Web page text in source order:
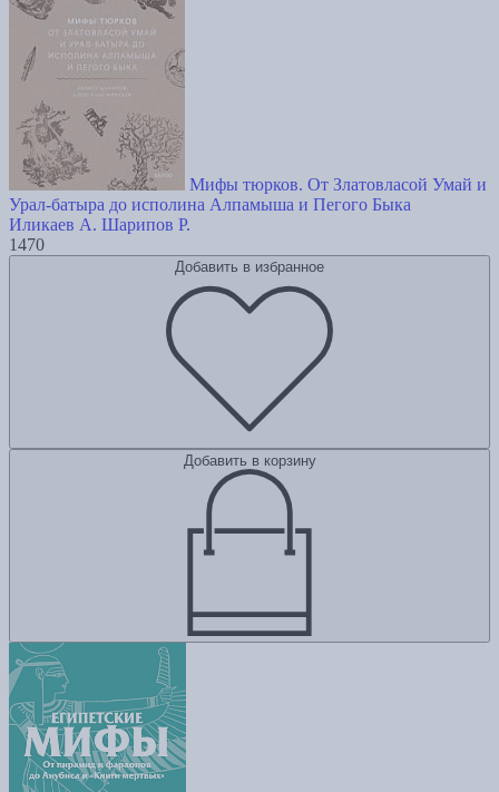
Мифы тюрков. От Златовласой Умай и
Урал-батыра до исполина Алпамыша и Пегого Быка
Иликаев А. Шарипов Р.
1470
Добавить в избранное
Добавить в корзину